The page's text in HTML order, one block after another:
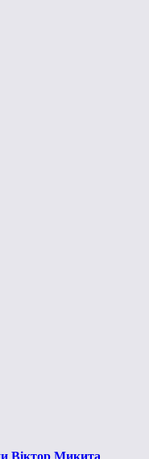
Віктор Микита